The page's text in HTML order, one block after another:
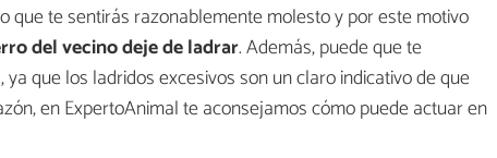
que te sentirás razonablemente molesto y por este motivo
del vecino deje de ladrar. Además, puede que te
que los ladridos excesivos son un claro indicativo de que
en ExpertoAnimal te aconsejamos cómo puede actuar en